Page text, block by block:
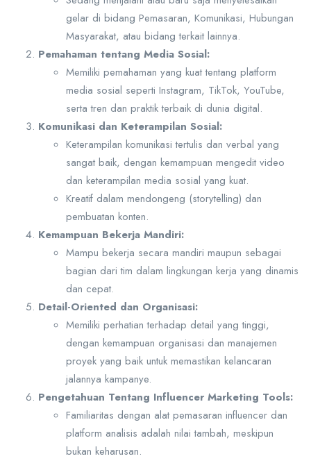
gelar di bidang Pemasaran, Komunikasi, Hubungan
Masyarakat, atau bidang terkait lainnya.
Pemahaman tentang Media Sosial:
Memiliki pemahaman yang kuat tentang platform
media sosial seperti Instagram, TikTok, YouTube,
serta tren dan praktik terbaik di dunia digital.
Komunikasi dan Keterampilan Sosial:
Keterampilan komunikasi tertulis dan verbal yang
sangat baik, dengan kemampuan mengedit video
dan keterampilan media sosial yang kuat.
Kreatif dalam mendongeng (storytelling) dan
pembuatan konten.
Kemampuan Bekerja Mandiri:
Mampu bekerja secara mandiri maupun sebagai
bagian dari tim dalam lingkungan kerja yang dinamis
dan cepat.
Detail-Oriented dan Organisasi:
Memiliki perhatian terhadap detail yang tinggi,
dengan kemampuan organisasi dan manajemen
proyek yang baik untuk memastikan kelancaran
jalannya kampanye.
Pengetahuan Tentang Influencer Marketing Tools:
Familiaritas dengan alat pemasaran influencer dan
platform analisis adalah nilai tambah, meskipun
bukan keharusan.